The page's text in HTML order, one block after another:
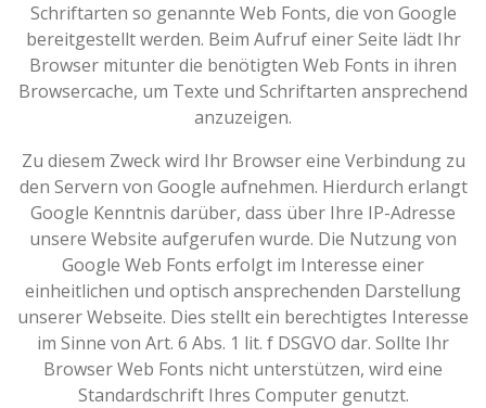
Schriftarten so genannte Web Fonts, die von Google
bereitgestellt werden. Beim Aufruf einer Seite lädt Ihr
Browser mitunter die benötigten Web Fonts in ihren
Browsercache, um Texte und Schriftarten ansprechend
anzuzeigen.
Zu diesem Zweck wird Ihr Browser eine Verbindung zu
den Servern von Google aufnehmen. Hierdurch erlangt
Google Kenntnis darüber, dass über Ihre IP-Adresse
unsere Website aufgerufen wurde. Die Nutzung von
Google Web Fonts erfolgt im Interesse einer
einheitlichen und optisch ansprechenden Darstellung
unserer Webseite. Dies stellt ein berechtigtes Interesse
im Sinne von Art. 6 Abs. 1 lit. f DSGVO dar. Sollte Ihr
Browser Web Fonts nicht unterstützen, wird eine
Standardschrift Ihres Computer genutzt.